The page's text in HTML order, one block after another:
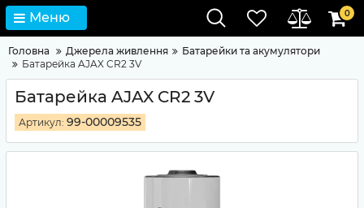
Меню 0
Головна Джерела живлення
Батарейки та акумулятори
Батарейка AJAX CR2 3V
Батарейка AJAX CR2 3V
Артикул: 99-00009535